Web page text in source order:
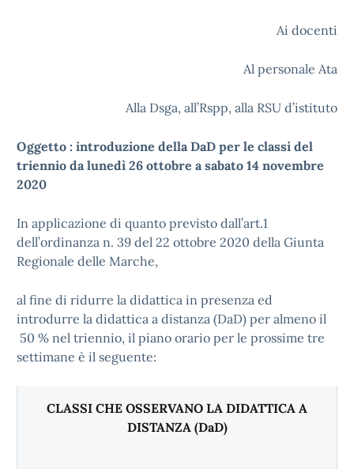
Ai docenti
Al personale Ata
Alla Dsga, all’Rspp, alla RSU d’istituto
Oggetto : introduzione della DaD per le classi del
triennio da lunedì 26 ottobre a sabato 14 novembre
2020
In applicazione di quanto previsto dall’art.1
dell’ordinanza n. 39 del 22 ottobre 2020 della Giunta
Regionale delle Marche,
al fine di ridurre la didattica in presenza ed
introdurre la didattica a distanza (DaD) per almeno il
50 % nel triennio, il piano orario per le prossime tre
settimane è il seguente:
CLASSI CHE OSSERVANO LA DIDATTICA A
DISTANZA (DaD)